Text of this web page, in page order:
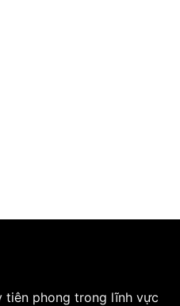
tiên phong trong lĩnh vực